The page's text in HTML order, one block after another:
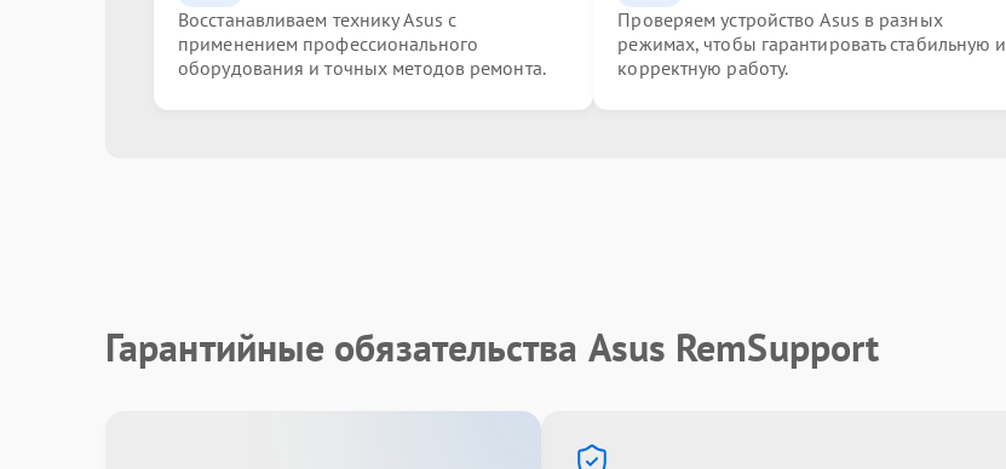
Восстанавливаем технику Asus с
применением профессионального
оборудования и точных методов ремонта.
Проверяем устройство Asus в разных
режимах, чтобы гарантировать стабильную и
корректную работу.
Гарантийные обязательства Asus RemSupport